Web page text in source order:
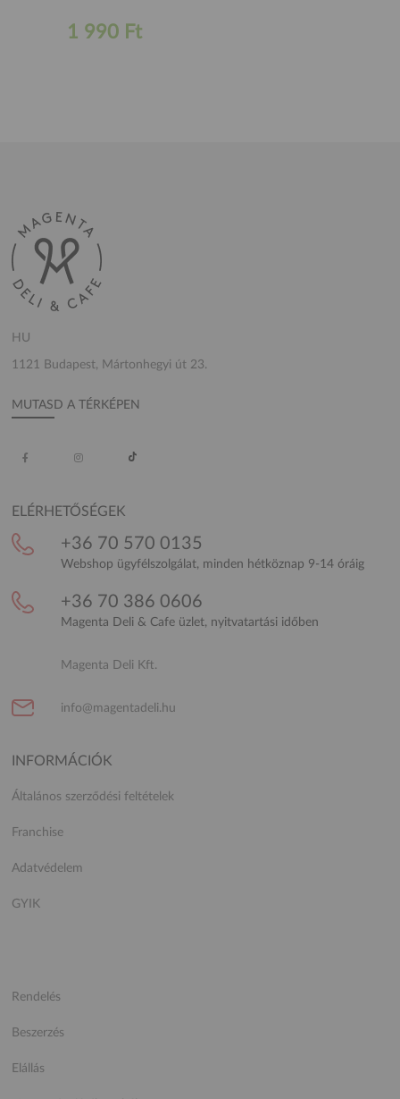
1 990 Ft
HU
1121 Budapest, Mártonhegyi út 23.
MUTASD A TÉRKÉPEN
ELÉRHETŐSÉGEK
+36 70 570 0135
Webshop ügyfélszolgálat, minden hétköznap 9-14 óráig
+36 70 386 0606
Magenta Deli & Cafe üzlet, nyitvatartási időben
Magenta Deli Kft.
info@magentadeli.hu
INFORMÁCIÓK
Általános szerződési feltételek
Franchise
Adatvédelem
GYIK
Rendelés
Beszerzés
Elállás